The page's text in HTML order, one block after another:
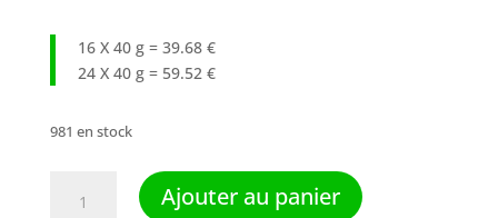
16 X 40 g = 39.68 €
24 X 40 g = 59.52 €
981 en stock
Ajouter au panier